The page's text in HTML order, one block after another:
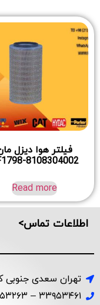
فیلتر هوا دیزل
8108304002
Read more
اطلاعات تماس>
تهران سعدی جنوبی
۳۳۹۵۳۴۶۱ – ۳۳۹۵۳۲۶۳